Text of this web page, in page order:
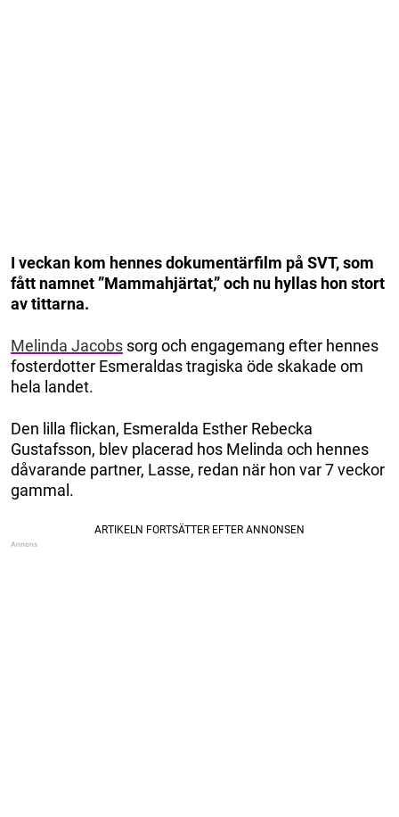
I veckan kom hennes dokumentärfilm på SVT, som
fått namnet ”Mammahjärtat,” och nu hyllas hon stort
av tittarna.
Melinda Jacobs sorg och engagemang efter hennes
fosterdotter Esmeraldas tragiska öde skakade om
hela landet.
Den lilla flickan, Esmeralda Esther Rebecka
Gustafsson, blev placerad hos Melinda och hennes
dåvarande partner, Lasse, redan när hon var 7 veckor
gammal.